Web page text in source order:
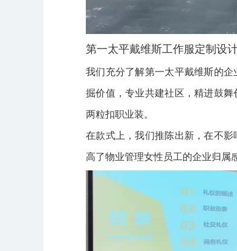
第一太平戴维斯工作服定制设计
我们充分了解第一太平戴维斯的
掘价值，专业共建社区，精进鼓
两粒扣职业装。
在款式上，我们推陈出新，在不
高了物业管理女性员工的企业归属